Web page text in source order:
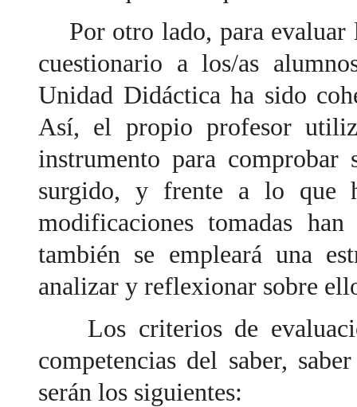
Por otro lado, para evaluar
cuestionario a los/as
Unidad Didáctica ha sido
Así, el propio profesor
instrumento para
surgido, y frente a lo que
modificaciones tomadas
también se empleará una
analizar y reflexionar sobre
Los criterios de
competencias del saber,
serán los siguientes: